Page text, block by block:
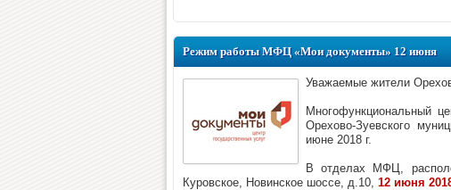
Режим работы МФЦ «Мои документы» 12 июня
Уважаемые жители
Многофункциональный
Орехово-Зуевского
июне 2018 г.
В отделах МФЦ,
Куровское, Новинское шоссе, д.10, 12 июня